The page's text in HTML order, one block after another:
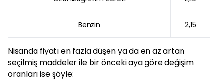
Benzin 2,15
Nisanda fiyatı en fazla düşen ya da en az artan
seçilmiş maddeler ile bir önceki aya göre değişim
oranları ise şöyle: